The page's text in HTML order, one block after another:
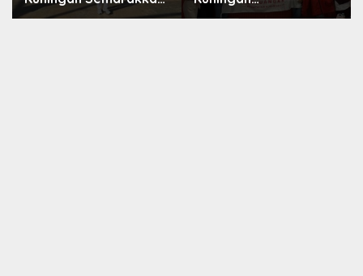
HUT ke-8 RI, Indah Nur
Konsolidasikan